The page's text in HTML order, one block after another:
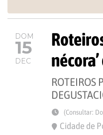
DOM
15
DEC
ROTEIROS
(Consultar:
Cidade de